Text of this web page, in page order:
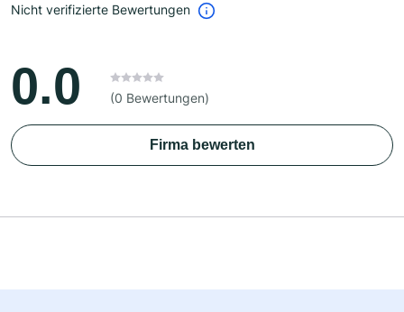
Nicht verifizierte Bewertungen
0.0 (0 Bewertungen)
Firma bewerten